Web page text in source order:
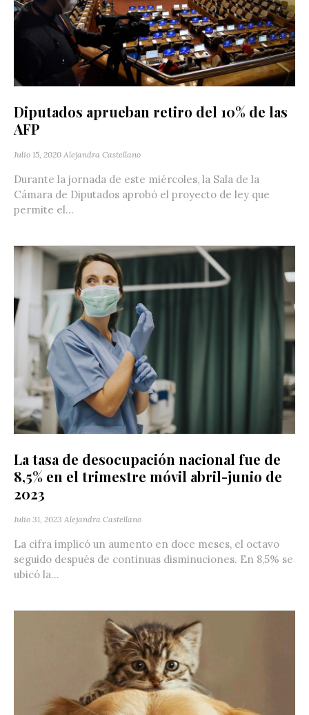
Diputados aprueban retiro del 10% de las
AFP
Julio 15, 2020 Alejandra Castellano
Durante la jornada de este miércoles, la Sala de la
Cámara de Diputados aprobó el proyecto de ley que
permite el...
La tasa de desocupación nacional fue de
8,5% en el trimestre móvil abril-junio de
2023
Julio 31, 2023 Alejandra Castellano
La cifra implicó un aumento en doce meses, el octavo
seguido después de continuas disminuciones. En 8,5% se
ubicó la...